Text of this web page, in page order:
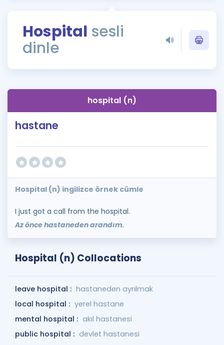
Rehberlik Aracı
ÖSYM Sınav Takvimi
İngilizce Gramer
Hospital sesli
dinle
hospital (n)
hastane
Hospital (n) ingilizce örnek cümle
I just got a call from the hospital.
Az önce hastaneden arandım.
Hospital (n) Collocations
leave hospital : hastaneden ayrılmak
local hospital : yerel hastane
mental hospital : akıl hastanesi
public hospital : devlet hastanesi